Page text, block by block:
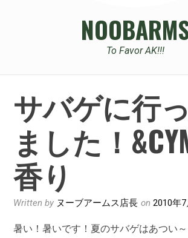
To Favor AK!!!
サバゲに行
ました！
香り
Written by ヌーブアームス店長 on2010年7
暑い！暑いです！夏のサバゲはあつい～